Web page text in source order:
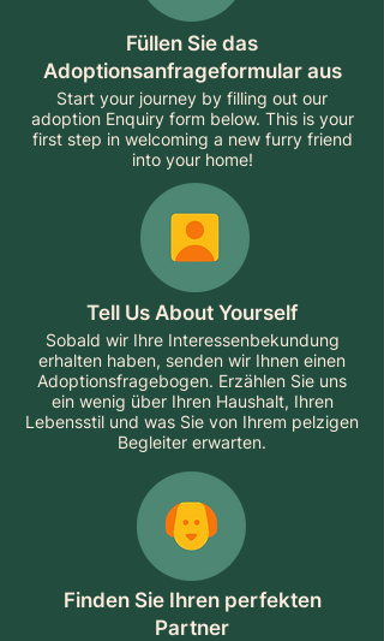
Füllen Sie das
Adoptionsanfrageformular aus
Start your journey by filling out our
adoption Enquiry form below. This is your
first step in welcoming a new furry friend
into your home!
Tell Us About Yourself
Sobald wir Ihre Interessenbekundung
erhalten haben, senden wir Ihnen einen
Adoptionsfragebogen. Erzählen Sie uns
ein wenig über Ihren Haushalt, Ihren
Lebensstil und was Sie von Ihrem pelzigen
Begleiter erwarten.
Finden Sie Ihren perfekten
Partner